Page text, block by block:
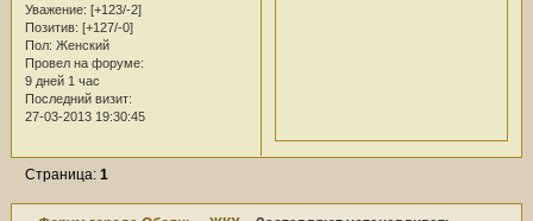
Уважение: [+123/-2]
Позитив: [+127/-0]
Пол: Женский
Провел на форуме:
9 дней 1 час
Последний визит:
27-03-2013 19:30:45
Страница:1